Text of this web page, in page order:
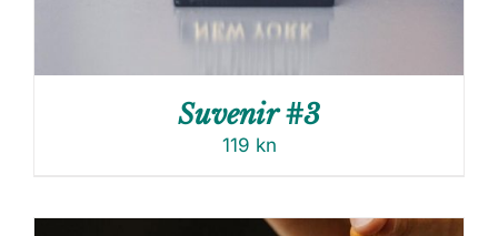
Suvenir #3
119 kn